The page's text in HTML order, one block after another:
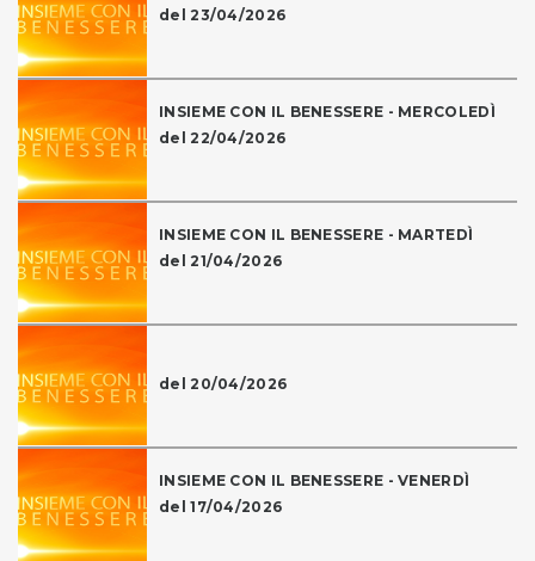
del 23/04/2026
INSIEME CON IL BENESSERE - MERCOLEDÌ
del 22/04/2026
INSIEME CON IL BENESSERE - MARTEDÌ
del 21/04/2026
del 20/04/2026
INSIEME CON IL BENESSERE - VENERDÌ
del 17/04/2026